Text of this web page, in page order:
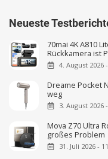
Neueste
70mai 4K A810
Rückkamera ist
4. August 2026
Dreame Pocket
weg
3. August 2026
Mova Z70 Ultra
großes Problem
31. Juli 2026 -